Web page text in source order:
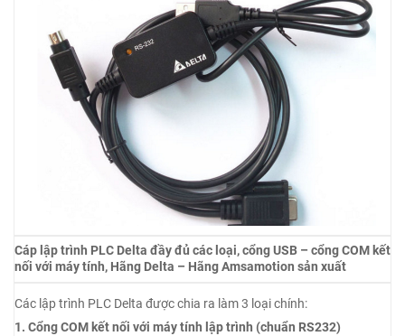
Cáp lập trình PLC Delta đầy đủ các loại, cổng USB – cổng COM kết
nối với máy tính, Hãng Delta – Hãng Amsamotion sản xuất
Các lập trình PLC Delta được chia ra làm 3 loại chính:
1. Cổng COM kết nối với máy tính lập trình (chuẩn RS232)